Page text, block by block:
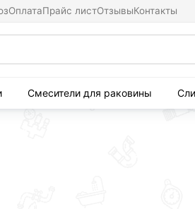
ОплатаПрайс листОтзывыКонтакты
Смесители для раковины